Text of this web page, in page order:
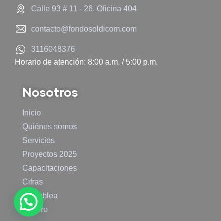
Calle 93 # 11 - 26. Oficina 404
contacto@fondosoldicom.com
3116048376
Horario de atención: 8:00 a.m. / 5:00 p.m.
Nosotros
Inicio
Quiénes somos
Servicios
Proyectos 2025
Capacitaciones
Cifras
Asamblea
El Foro